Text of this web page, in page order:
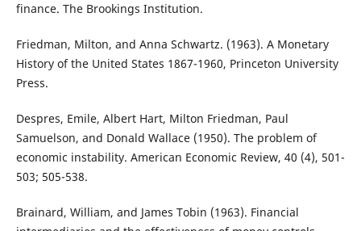
finance. The Brookings Institution.
Friedman, Milton, and Anna Schwartz. (1963). A Monetary
History of the United States 1867-1960, Princeton University
Press.
Despres, Emile, Albert Hart, Milton Friedman, Paul
Samuelson, and Donald Wallace (1950). The problem of
economic instability. American Economic Review, 40 (4), 501-
503; 505-538.
Brainard, William, and James Tobin (1963). Financial